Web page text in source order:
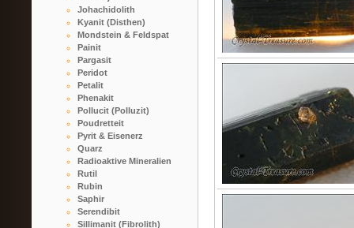
Johachidolith
Kyanit (Disthen)
Mondstein & Feldspat
Painit
Pargasit
Peridot
Petalit
Phenakit
Pollucit (Polluzit)
Poudretteit
Pyrit & Eisenerz
Quarz
Radioaktive Mineralien
Rutil
Rubin
Saphir
Serendibit
Sillimanit (Fibrolith)